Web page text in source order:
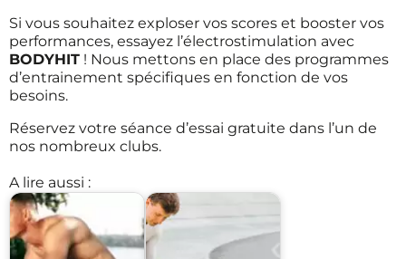
Si vous souhaitez exploser vos scores et booster vos
performances, essayez l’électrostimulation avec
BODYHIT ! Nous mettons en place des programmes
d’entrainement spécifiques en fonction de vos
besoins.
Réservez votre séance d’essai gratuite dans l’un de
nos nombreux clubs.
A lire aussi :